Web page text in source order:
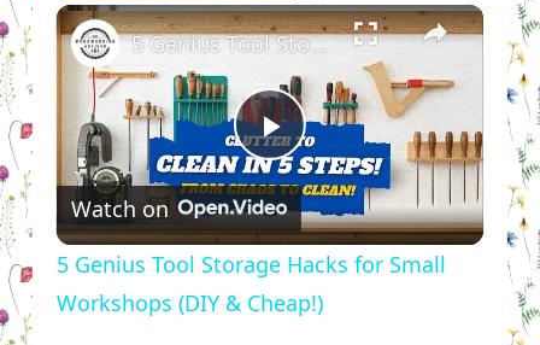
×
Play
Video
5 Genius Tool Storage Hacks for Small Workshops (DIY & Cheap!)
Watch on
5 Genius Tool Storage Hacks for Small
Workshops (DIY & Cheap!)